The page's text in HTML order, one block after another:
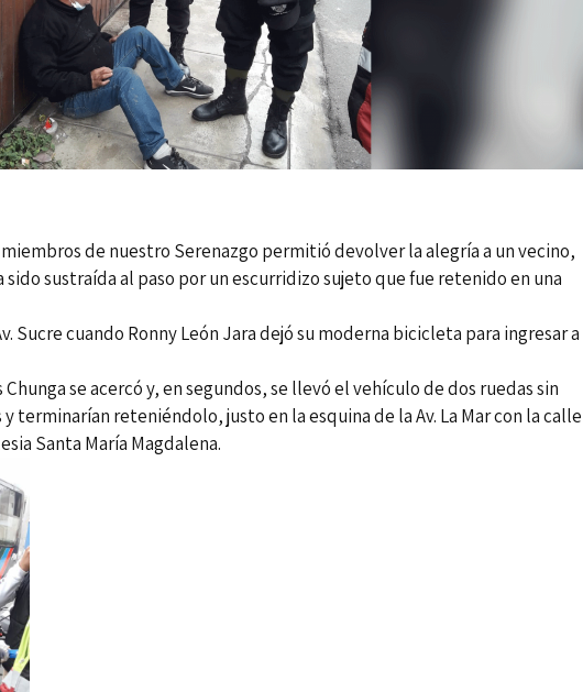
de nuestro Serenazgo permitió devolver la alegría a un vecino,
sustraída al paso por un escurridizo sujeto que fue retenido en una
Sucre cuando Ronny León Jara dejó su moderna bicicleta para ingresar a
se acercó y, en segundos, se llevó el vehículo de dos ruedas sin
terminarían reteniéndolo, justo en la esquina de la Av. La Mar con la calle
Santa María Magdalena.